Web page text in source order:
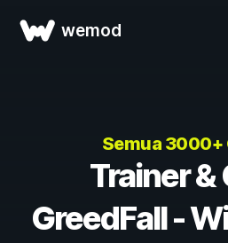
wemod
Semua 3000+
Trainer &
GreedFall -